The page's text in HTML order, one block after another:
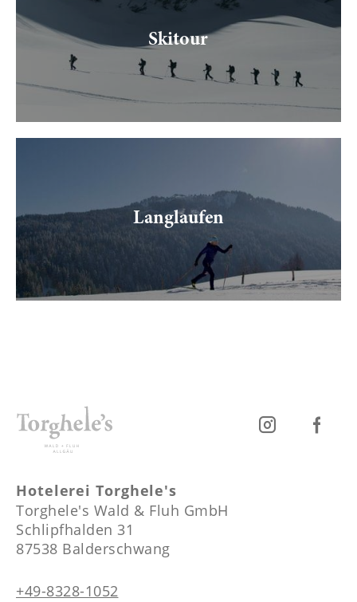
Skitour
Langlaufen
Hotelerei Torghele's
Torghele's Wald & Fluh GmbH
Schlipfhalden 31
87538 Balderschwang
+49-8328-1052